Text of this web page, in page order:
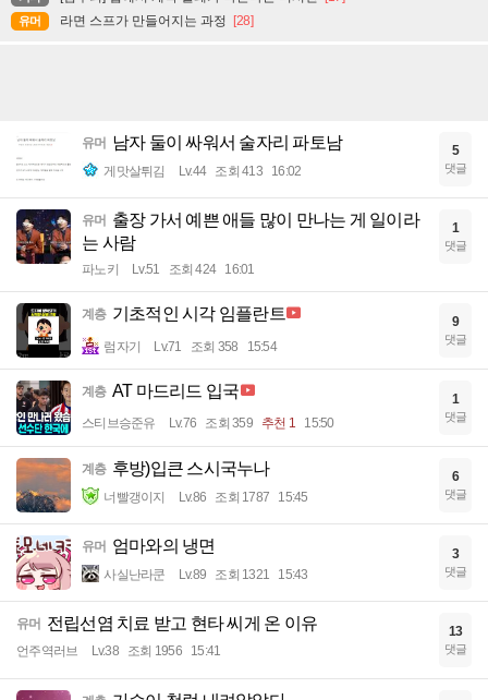
유머 라면 스프가 만들어지는 과정 [28]
유머 남자 둘이 싸워서 술자리 파토남
게맛살튀김 Lv.44 조회 413 16:02
5
댓글
유머 출장 가서 예쁜 애들 많이 만나는 게 일이라
는 사람
파노키 Lv.51 조회 424 16:01
1
댓글
계층 기초적인 시각 임플란트
럼자기 Lv.71 조회 358 15:54
9
댓글
계층 AT 마드리드 입국
스티브승준유 Lv.76 조회 359 추천 1 15:50
1
댓글
계층 후방)입큰 스시국누나
너빨갱이지 Lv.86 조회 1787 15:45
6
댓글
유머 엄마와의 냉면
사실난라쿤 Lv.89 조회 1321 15:43
3
댓글
유머 전립선염 치료 받고 현타 씨게 온 이유
언주역러브 Lv.38 조회 1956 15:41
13
댓글